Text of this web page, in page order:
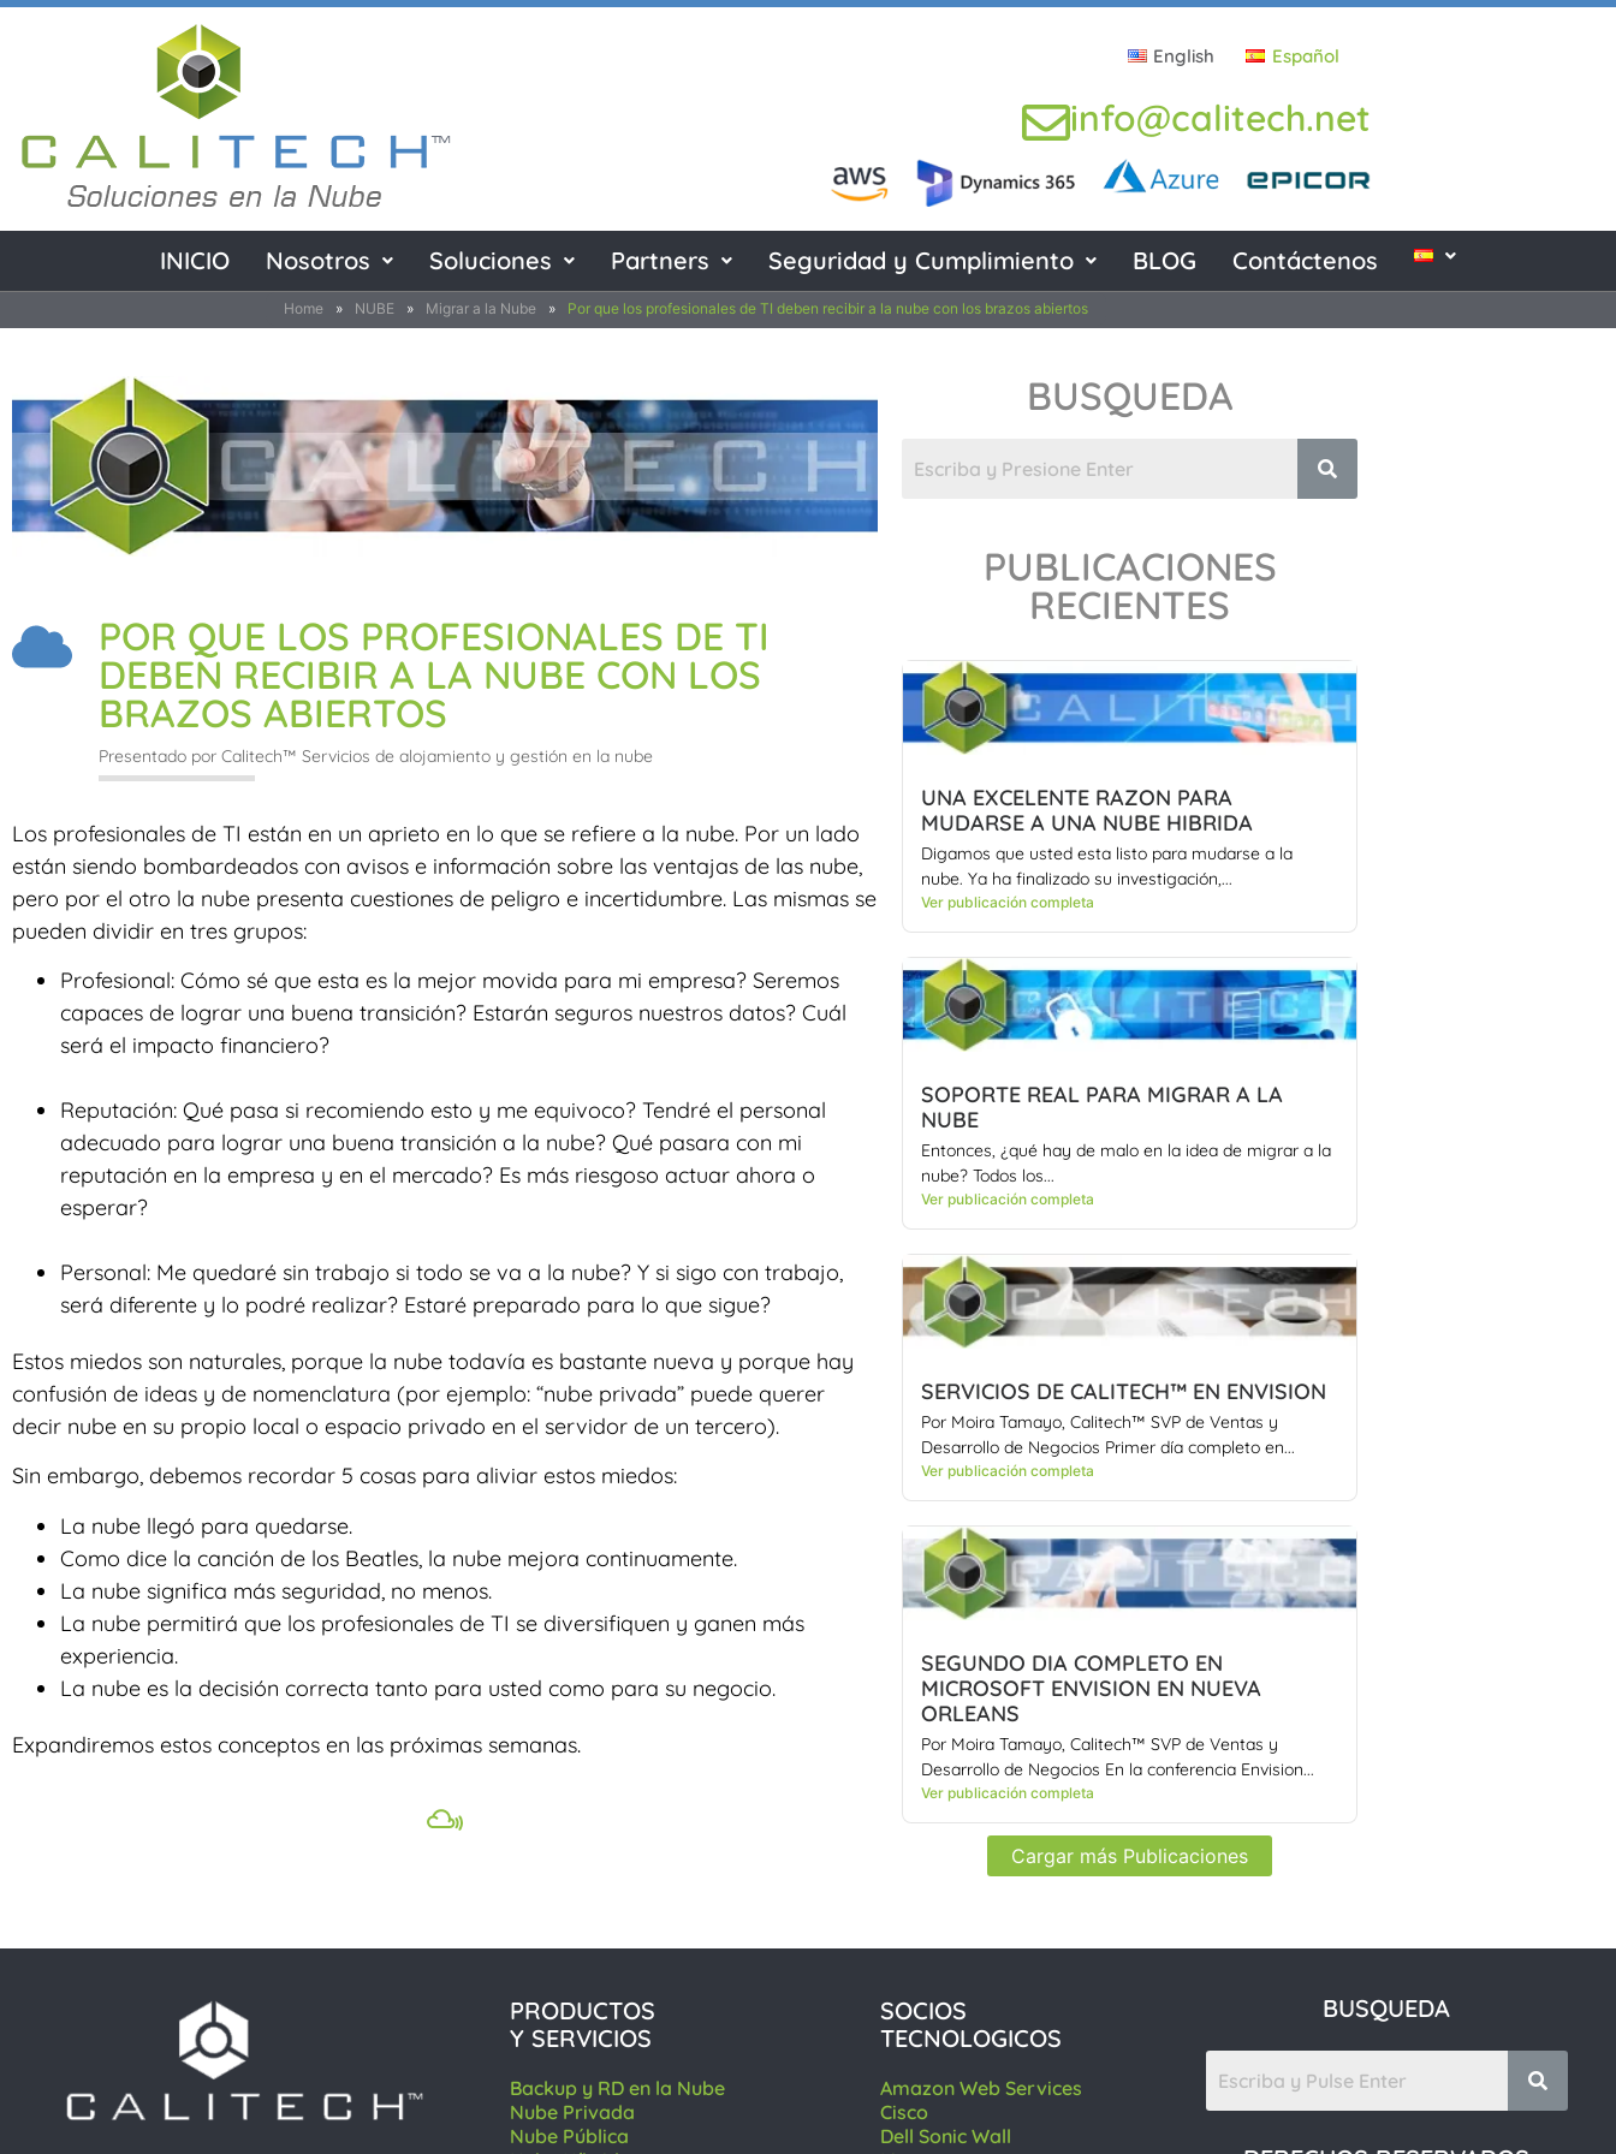
English Español
info@calitech.net
INICIO Nosotros Soluciones Partners Seguridad y Cumplimiento BLOG Contáctenos
Home » NUBE » Migrar a la Nube » Por que los profesionales de TI deben recibir a la nube con los brazos abiertos
POR QUE LOS PROFESIONALES DE TI
DEBEN RECIBIR A LA NUBE CON LOS
BRAZOS ABIERTOS
Presentado por Calitech™ Servicios de alojamiento y gestión en la nube
Los profesionales de TI están en un aprieto en lo que se refiere a la nube. Por un lado
están siendo bombardeados con avisos e información sobre las ventajas de las nube,
pero por el otro la nube presenta cuestiones de peligro e incertidumbre. Las mismas se
pueden dividir en tres grupos:
Profesional: Cómo sé que esta es la mejor movida para mi empresa? Seremos
capaces de lograr una buena transición? Estarán seguros nuestros datos? Cuál
será el impacto financiero?
Reputación: Qué pasa si recomiendo esto y me equivoco? Tendré el personal
adecuado para lograr una buena transición a la nube? Qué pasara con mi
reputación en la empresa y en el mercado? Es más riesgoso actuar ahora o
esperar?
Personal: Me quedaré sin trabajo si todo se va a la nube? Y si sigo con trabajo,
será diferente y lo podré realizar? Estaré preparado para lo que sigue?
Estos miedos son naturales, porque la nube todavía es bastante nueva y porque hay
confusión de ideas y de nomenclatura (por ejemplo: “nube privada” puede querer
decir nube en su propio local o espacio privado en el servidor de un tercero).
Sin embargo, debemos recordar 5 cosas para aliviar estos miedos:
La nube llegó para quedarse.
Como dice la canción de los Beatles, la nube mejora continuamente.
La nube significa más seguridad, no menos.
La nube permitirá que los profesionales de TI se diversifiquen y ganen más
experiencia.
La nube es la decisión correcta tanto para usted como para su negocio.
Expandiremos estos conceptos en las próximas semanas.
BUSQUEDA
PUBLICACIONES
RECIENTES
UNA EXCELENTE RAZON PARA
MUDARSE A UNA NUBE HIBRIDA
Digamos que usted esta listo para mudarse a la
nube. Ya ha finalizado su investigación,...
Ver publicación completa
SOPORTE REAL PARA MIGRAR A LA
NUBE
Entonces, ¿qué hay de malo en la idea de migrar a la
nube? Todos los...
Ver publicación completa
SERVICIOS DE CALITECH™ EN ENVISION
Por Moira Tamayo, Calitech™ SVP de Ventas y
Desarrollo de Negocios Primer día completo en...
Ver publicación completa
SEGUNDO DIA COMPLETO EN
MICROSOFT ENVISION EN NUEVA
ORLEANS
Por Moira Tamayo, Calitech™ SVP de Ventas y
Desarrollo de Negocios En la conferencia Envision...
Ver publicación completa
Cargar más Publicaciones
PRODUCTOS
Y SERVICIOS
Backup y RD en la Nube
Nube Privada
Nube Pública
SOCIOS
TECNOLOGICOS
Amazon Web Services
Cisco
Dell Sonic Wall
BUSQUEDA